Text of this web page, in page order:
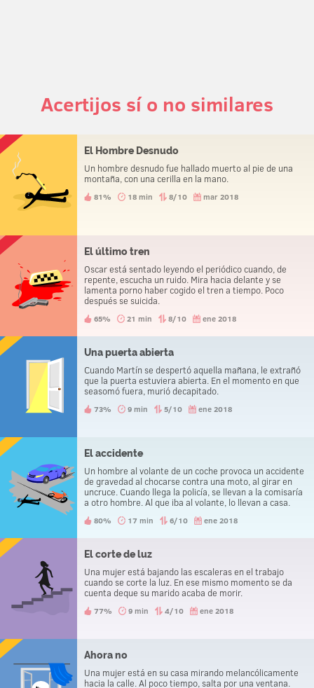
Acertijos sí o no similares
El Hombre Desnudo
Un hombre desnudo fue hallado muerto al pie de una
montaña, con una cerilla en la mano.
81% 18 min 8/10 mar 2018
El último tren
Oscar está sentado leyendo el periódico cuando, de
repente, escucha un ruido. Mira hacia delante y se
lamenta porno haber cogido el tren a tiempo. Poco
después se suicida.
65% 21 min 8/10 ene 2018
Una puerta abierta
Cuando Martín se despertó aquella mañana, le extrañó
que la puerta estuviera abierta. En el momento en que
seasomó fuera, murió decapitado.
73% 9 min 5/10 ene 2018
El accidente
Un hombre al volante de un coche provoca un accidente
de gravedad al chocarse contra una moto, al girar en
uncruce. Cuando llega la policía, se llevan a la comisaría
a otro hombre. Al que iba al volante, lo llevan a casa.
80% 17 min 6/10 ene 2018
El corte de luz
Una mujer está bajando las escaleras en el trabajo
cuando se corte la luz. En ese mismo momento se da
cuenta deque su marido acaba de morir.
77% 9 min 4/10 ene 2018
Ahora no
Una mujer está en su casa mirando melancólicamente
hacia la calle. Al poco tiempo, salta por una ventana.